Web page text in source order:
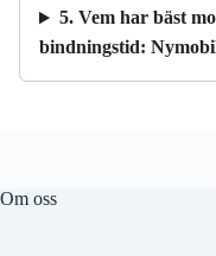
5. Vem har bäst
bindningstid:
Om oss